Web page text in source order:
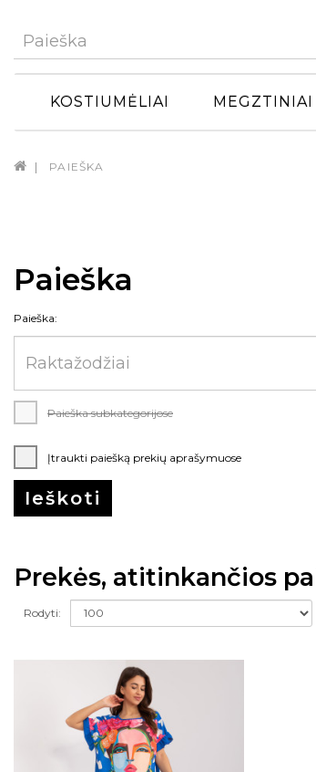
KOSTIUMĖLIAI MEGZTINIAI
PAIEŠKA
Paieška
Paieška:
Paieška subkategorijose
Įtraukti paiešką prekių aprašymuose
Prekės, atitinkančios
Rodyti: